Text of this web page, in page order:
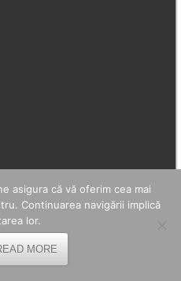
asigura că vă oferim cea mai
Continuarea navigării implică
lor.
MORE